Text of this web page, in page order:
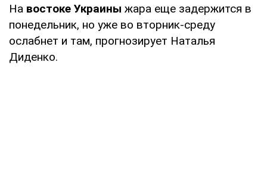
На востоке Украины жара еще задержится в
понедельник, но уже во вторник-среду
ослабнет и там, прогнозирует Наталья
Диденко.